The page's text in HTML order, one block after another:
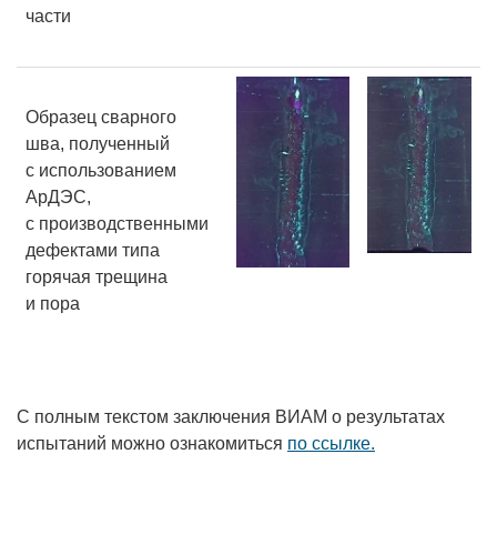
части
Образец сварного
шва, полученный
с использованием
АрДЭС,
с производственными
дефектами типа
горячая трещина
и пора
С полным текстом заключения ВИАМ о результатах
испытаний можно ознакомиться по ссылке.